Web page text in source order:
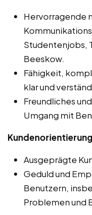
Hervorragende
Studentenjobs,
Beeskow.
Fähigkeit,
klar und
Freundliches
Umgang mit
Kundenorientierung
Ausgeprägte
Geduld und
Benutzern,
Problemen und